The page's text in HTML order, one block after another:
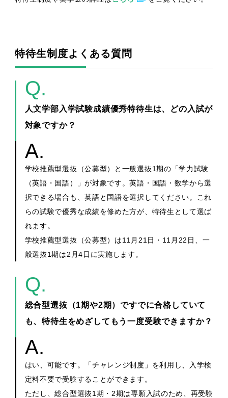
特待生制度よくある質問
人文学部入学試験成績優秀特待生は、どの入試が
対象ですか？
学校推薦型選抜（公募型）と一般選抜1期の「学力試験
（英語・国語）」が対象です。英語・国語・数学から選
択できる場合も、英語と国語を選択してください。これ
らの試験で優秀な成績を修めた方が、特待生として選ば
れます。
学校推薦型選抜（公募型）は11月21日・11月22日、一
般選抜1期は2月4日に実施します。
総合型選抜（1期や2期）ですでに合格していて
も、特待生をめざしてもう一度受験できますか？
はい、可能です。「チャレンジ制度」を利用し、入学検
定料不要で受験することができます。
ただし、総合型選抜1期・2期は専願入試のため、再受験